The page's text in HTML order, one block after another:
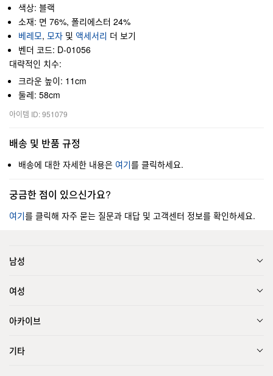
색상: 블랙
소재: 면 76%, 폴리에스터 24%
베레모, 모자 및 액세서리 더 보기
벤더 코드: D-01056
대략적인 치수:
크라운 높이: 11cm
둘레: 58cm
아이템 ID: 951079
배송 및 반품 규정
배송에 대한 자세한 내용은 여기를 클릭하세요.
궁금한 점이 있으신가요?
여기를 클릭해 자주 묻는 질문과 대답 및 고객센터 정보를 확인하세요.
남성
여성
아카이브
기타